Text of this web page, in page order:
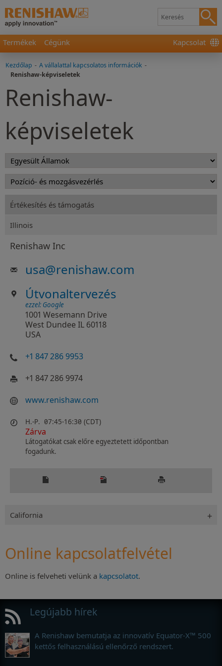
Termékek Cégünk Kapcsolat
Kezdőlap - A vállalattal kapcsolatos információk -
Renishaw-képviseletek
Renishaw-
képviseletek
Értékesítés és támogatás
Illinois
Renishaw Inc
usa@renishaw.com
Útvonaltervezés
ezzel: Google
1001 Wesemann Drive
West Dundee IL 60118
USA
+1 847 286 9953
+1 847 286 9974
www.renishaw.com
H.-P. 07:45-16:30 (CDT)
Zárva
Látogatókat csak előre egyeztetett időpontban
fogadunk.
California
Online kapcsolatfelvétel
Online is felveheti velünk a kapcsolatot.
Legújabb hírek
A Renishaw bemutatja az innovatív Equator-X™ 500
kettős felhasználású ellenőrző rendszert.